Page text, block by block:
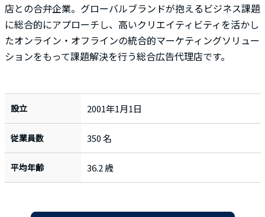
店との合弁企業。グローバルブランドが抱えるビジネス課題
に総合的にアプローチし、高いクリエイティビティを活かし
たオンライン・オフラインの統合的マーケティングソリュー
ションをもって課題解決を行う総合広告代理店です。
設立 2001年1月1日
従業員数 350 名
平均年齢 36.2 歳